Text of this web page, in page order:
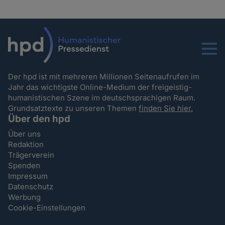
Menu
Der hpd ist mit mehreren Millionen Seitenaufrufen im
Jahr das wichtigste Online-Medium der freigeistig-
humanistischen Szene im deutschsprachigen Raum.
Grundsatztexte zu unseren Themenfinden Sie hier.
Über den hpd
Über uns
Redaktion
Trägerverein
Spenden
Impressum
Datenschutz
Werbung
Cookie-Einstellungen